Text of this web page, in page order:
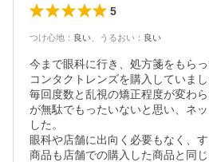
5
つけ心地 ： 良い うるおい ： 良い
今まで眼科に行き、処方箋をもら
コンタクトレンズを購入していまし
毎回度数と乱視の矯正程度が変わ
が無駄でもったいないと思い、ネ
した。
眼科や店舗に出向く必要もなく、す
商品も店舗での購入した商品と同